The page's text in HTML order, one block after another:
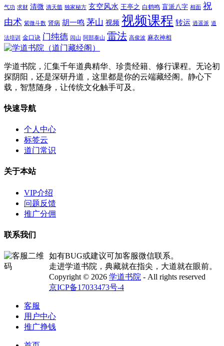
气功 求财 清微 滴天髓 独家秘方 玄空风水 王亭之 白鹤鸣 盲派八字 相面 祝
由术 紫微斗数 肾病 胡一鸣 茅山 视频 视频课程 转运 逍遥派 道
法培训 金口诀 门纯德 闾山 阿部泰山 雷法 高俊波 麻衣神相
学道书院，汇集千年道典精华、珍贵经籍、修行课程。无论初
探阴阳，还是深研丹道，这里都是你的云端藏经阁。静心下
载，智慧随身，让传统文化触手可及。
快速导航
个人中心
标签云
道门常识
关于本站
VIP介绍
问题反馈
推广分佣
联系我们
如有BUG或建议可加客服微信联系。
走进学道书院，典藏就在指尖，大道就在眼前。
Copyright © 2026 学道书院 - All rights reserved
京ICP备17033473号-4
客服
用户中心
推广挣钱